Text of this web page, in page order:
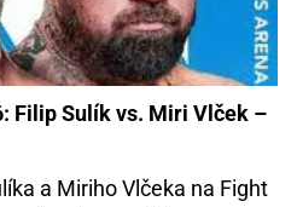
Filip Sulík vs. Miri Vlček –
a Miriho Vlčeka na Fight